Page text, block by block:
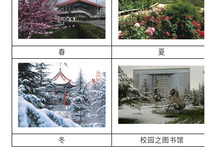
春 夏
冬 校园之图书馆